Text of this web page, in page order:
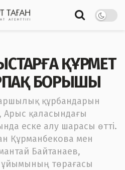
ҚҰРМЕТ
БОРЫШЫ
құрбандарын
Арыс қаласындағы
еске алу шарасы өтті.
Құрманбекова мен
Байтанаев,
ұйымының төрағасы